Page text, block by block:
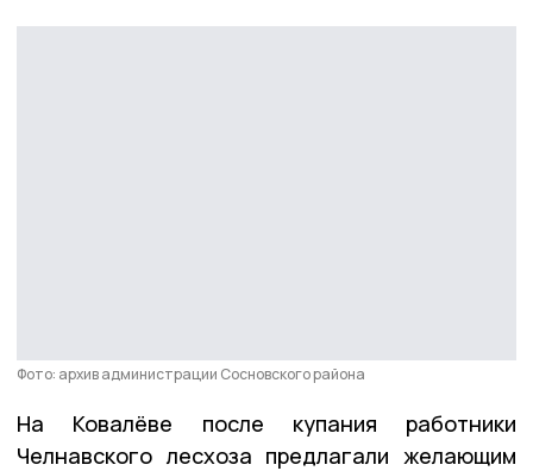
Фото: архив администрации Сосновского района
На Ковалёве после купания работники
Челнавского лесхоза предлагали желающим